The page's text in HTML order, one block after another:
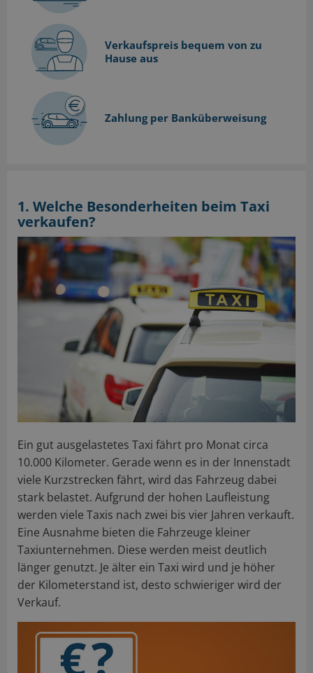
Verkaufspreis bequem von zu
Hause aus
Zahlung per Banküberweisung
1. Welche Besonderheiten beim Taxi
verkaufen?
Ein gut ausgelastetes Taxi fährt pro Monat circa
10.000 Kilometer. Gerade wenn es in der Innenstadt
viele Kurzstrecken fährt, wird das Fahrzeug dabei
stark belastet. Aufgrund der hohen Laufleistung
werden viele Taxis nach zwei bis vier Jahren verkauft.
Eine Ausnahme bieten die Fahrzeuge kleiner
Taxiunternehmen. Diese werden meist deutlich
länger genutzt. Je älter ein Taxi wird und je höher
der Kilometerstand ist, desto schwieriger wird der
Verkauf.